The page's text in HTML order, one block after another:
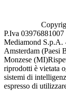
P.Iva
Mediamond S.p.A.
Amsterdam (Paesi
Monzese (MI)
riprodotti è vietata
sistemi di
espresso di